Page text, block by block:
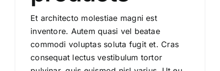
Et architecto molestiae magni est
inventore. Autem quasi vel beatae
commodi voluptas soluta fugit et. Cras
consequat lectus vestibulum tortor